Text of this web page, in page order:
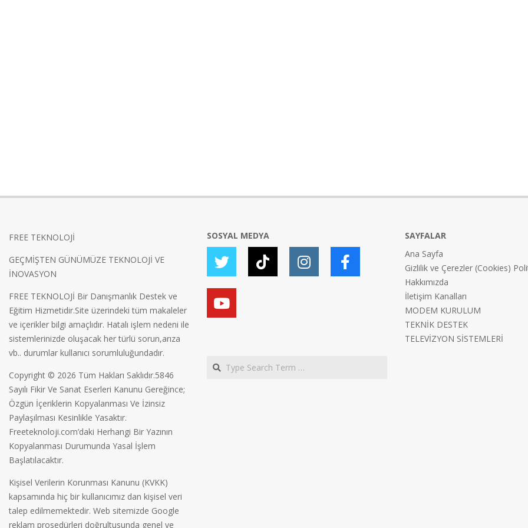
FREE TEKNOLOJİ
GEÇMİŞTEN GÜNÜMÜZE TEKNOLOJİ VE
İNOVASYON
FREE TEKNOLOJİ Bir Danışmanlık Destek ve
Eğitim Hizmetidir.Site üzerindeki tüm makaleler
ve içerikler bilgi amaçlıdır. Hatalı işlem nedeni ile
sistemlerinizde oluşacak her türlü sorun,arıza
vb.. durumlar kullanıcı sorumluluğundadır.
Copyright © 2026 Tüm Hakları Saklıdır.5846
Sayılı Fikir Ve Sanat Eserleri Kanunu Gereğince;
Özgün İçeriklerin Kopyalanması Ve İzinsiz
Paylaşılması Kesinlikle Yasaktır.
Freeteknoloji.com’daki Herhangi Bir Yazının
Kopyalanması Durumunda Yasal İşlem
Başlatılacaktır.
Kişisel Verilerin Korunması Kanunu (KVKK)
kapsamında hiç bir kullanıcımız dan kişisel veri
talep edilmemektedir. Web sitemizde Google
reklam prosedürleri doğrultusunda genel ve
SOSYAL MEDYA
Search
SAYFALAR
Ana Sayfa
Gizlilik ve Çerezler (Cookies)
Hakkımızda
İletişim Kanalları
MODEM KURULUM
TEKNİK DESTEK
TELEVİZYON SİSTEMLERİ